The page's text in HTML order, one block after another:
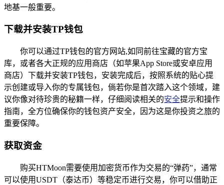
地基一般重要。
下载并安装TP钱包
你可以通过TP钱包的官方网站,如同前往宝藏的官方宝
库，或者各大正规的应用商店（如苹果App Store或安卓应用
商店）下载并安装TP钱包，安装完成后，按照系统的贴心提
示创建或导入你的专属钱包，倘若你是首次踏入这个领域，建
议你像对待珍贵的秘籍一样，仔细阅读相关的安全提示和操作
指南，全方位确保你的钱包资产安全，因为这是你投资之旅的
重要保障。
获取资金
购买HTMoon需要使用加密货币作为交易的“弹药”，通常
可以使用USDT（泰达币）等稳定币进行交易，你可以借助正